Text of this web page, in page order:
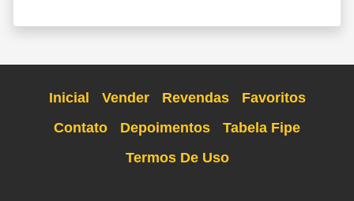
Inicial Vender Revendas
Favoritos
Contato
Depoimentos
Tabela Fipe
Termos De Uso